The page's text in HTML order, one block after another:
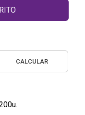
CALCULAR